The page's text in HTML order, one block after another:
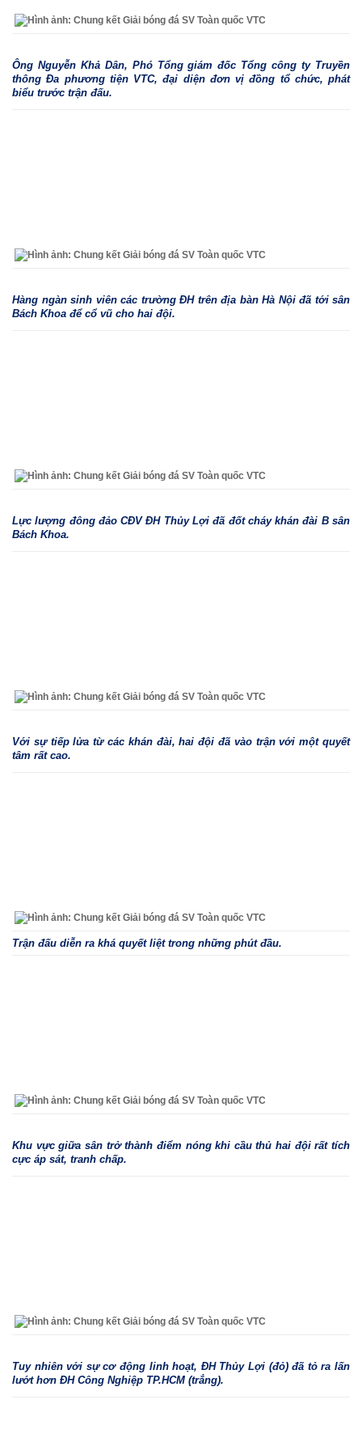
Ông Nguyễn Khả Dân, Phó Tổng giám đốc Tổng công ty Truyền
thông Đa phương tiện VTC, đại diện đơn vị đồng tổ chức, phát
biểu trước trận đấu.
Hàng ngàn sinh viên các trường ĐH trên địa bàn Hà Nội đã tới sân
Bách Khoa để cổ vũ cho hai đội.
Lực lượng đông đảo CĐV ĐH Thủy Lợi đã đốt cháy khán đài B sân
Bách Khoa.
Với sự tiếp lửa từ các khán đài, hai đội đã vào trận với một quyết
tâm rất cao.
Trận đấu diễn ra khá quyết liệt trong những phút đầu.
Khu vực giữa sân trở thành điểm nóng khi cầu thủ hai đội rất tích
cực áp sát, tranh chấp.
Tuy nhiên với sự cơ động linh hoạt, ĐH Thủy Lợi (đỏ) đã tỏ ra lấn
lướt hơn ĐH Công Nghiệp TP.HCM (trắng).